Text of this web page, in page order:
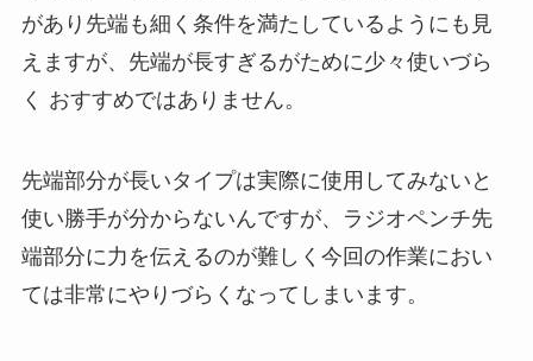
があり先端も細く条件を満たしているようにも見
えますが、先端が長すぎるがために少々使いづら
く おすすめではありません。
先端部分が長いタイプは実際に使用してみないと
使い勝手が分からないんですが、ラジオペンチ先
端部分に力を伝えるのが難しく今回の作業におい
ては非常にやりづらくなってしまいます。